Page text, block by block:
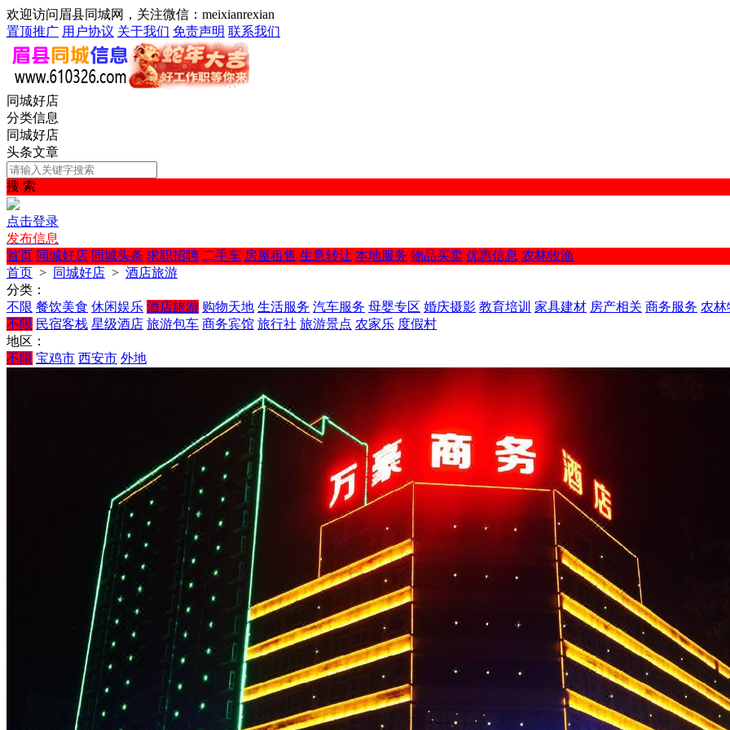
欢迎访问眉县同城网，关注微信：meixianrexian
置顶推广 用户协议 关于我们 免责声明 联系我们
同城好店
分类信息
同城好店
头条文章
搜 索
点击登录
发布信息
首页 同城好店 同城头条 求职招聘 二手车 房屋租售 生意转让 本地服务 物品买卖 优惠信息 农林牧渔
首页 > 同城好店 > 酒店旅游
分类：
不限 餐饮美食 休闲娱乐 酒店旅游 购物天地 生活服务 汽车服务 母婴专区 婚庆摄影 教育培训 家具建材 房产相关 商务服务 农林
不限 民宿客栈 星级酒店 旅游包车 商务宾馆 旅行社 旅游景点 农家乐 度假村
地区：
不限 宝鸡市 西安市 外地